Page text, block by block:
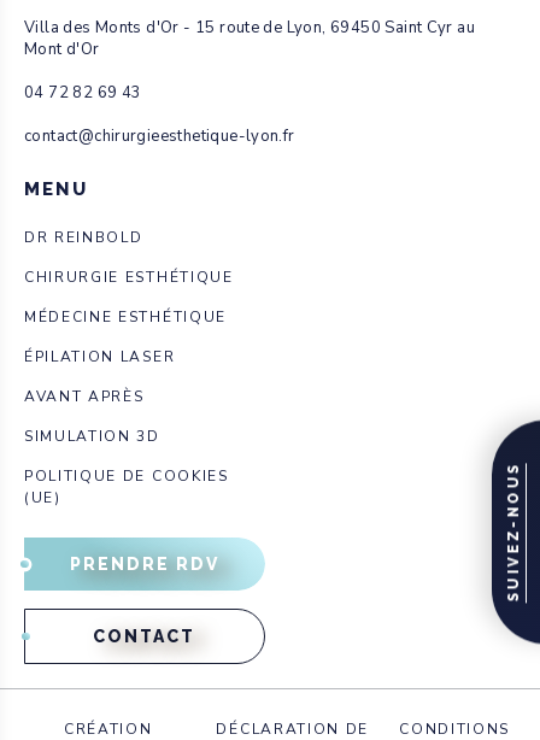
SUIVEZ-NOUS
Villa des Monts d'Or - 15 route de Lyon, 69450 Saint Cyr au
Mont d'Or
04 72 82 69 43
contact@chirurgieesthetique-lyon.fr
MENU
DR REINBOLD
CHIRURGIE ESTHÉTIQUE
MÉDECINE ESTHÉTIQUE
ÉPILATION LASER
AVANT APRÈS
SIMULATION 3D
POLITIQUE DE COOKIES
(UE)
PRENDRE RDV
CONTACT
CRÉATION DÉCLARATION DE CONDITIONS